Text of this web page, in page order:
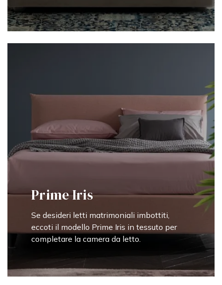
Prime Iris
Se desideri letti matrimoniali imbottiti,
eccoti il modello Prime Iris in tessuto per
completare la camera da letto.